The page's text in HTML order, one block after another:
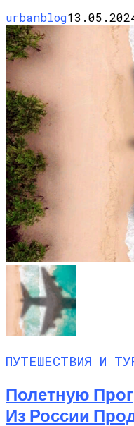
urbanblog
ПУТЕШЕСТВИЯ И
Полетную
Из России